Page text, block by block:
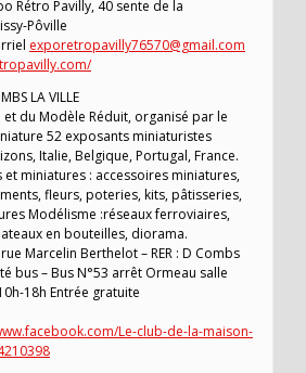
Rétro Pavilly, 40 sente de la
Pôville
exporetropavilly76570@gmail.com
LA VILLE
et du Modèle Réduit, organisé par le
52 exposants miniaturistes
Italie, Belgique, Portugal, France.
miniatures : accessoires miniatures,
fleurs, poteries, kits, pâtisseries,
Modélisme :réseaux ferroviaires,
en bouteilles, diorama.
Marcelin Berthelot – RER : D Combs
bus – Bus N°53 arrêt Ormeau salle
18h Entrée gratuite
Le-club-de-la-maison-